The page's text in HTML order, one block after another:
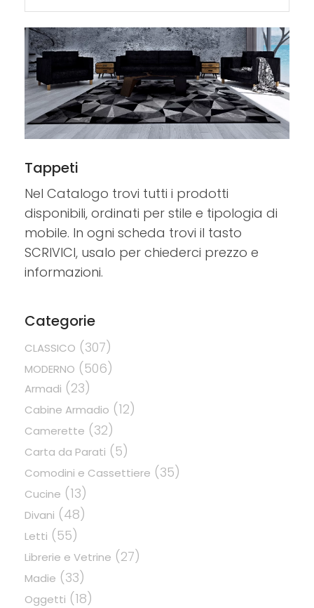
Tappeti
Nel Catalogo trovi tutti i prodotti
disponibili, ordinati per stile e tipologia di
mobile. In ogni scheda trovi il tasto
SCRIVICI, usalo per chiederci prezzo e
informazioni.
Categorie
CLASSICO (307)
MODERNO (506)
Armadi (23)
Cabine Armadio (12)
Camerette (32)
Carta da Parati (5)
Comodini e Cassettiere (35)
Cucine (13)
Divani (48)
Letti (55)
Librerie e Vetrine (27)
Madie (33)
Oggetti (18)